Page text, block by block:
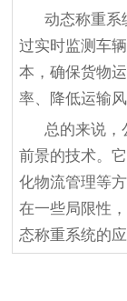
动态称重系
过实时监测车
本，确保货物
率、降低运输
总的来说，
前景的技术。
化物流管理等
在一些局限性
态称重系统的